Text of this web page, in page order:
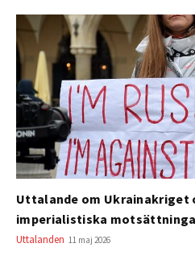
Uttalande om Ukrainakriget
imperialistiska
Uttalanden 11 maj 2026